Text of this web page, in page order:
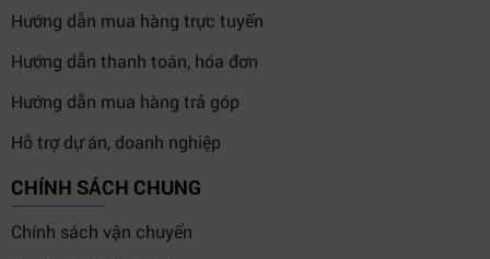
Hướng dẫn mua hàng trực tuyến
Hướng dẫn thanh toán, hóa đơn
Hướng dẫn mua hàng trả góp
Hỗ trợ dự án, doanh nghiệp
CHÍNH SÁCH CHUNG
Chính sách vận chuyển